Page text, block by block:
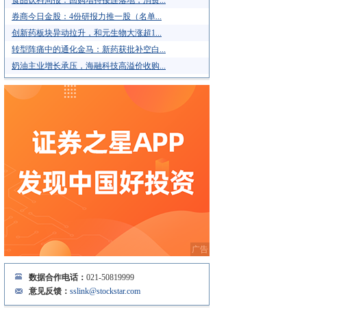
券商今日金股：4份研报力推一股（名单...
创新药板块异动拉升，和元生物大涨超1...
转型阵痛中的通化金马：新药获批补空白...
奶油主业增长承压，海融科技高溢价收购...
数据合作电话： 021-50819999
意见反馈： sslink@stockstar.com